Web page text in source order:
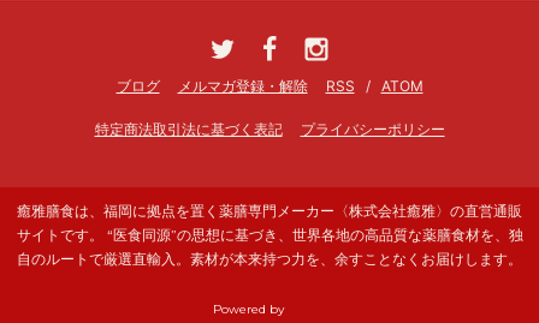
ブログ メルマガ登録・解除 RSS / ATOM
特定商法取引法に基づく表記 プライバシーポリシー
癒雅膳食は、福岡に拠点を置く薬膳専門メーカー〈株式会社癒雅〉の直営通販
サイトです。 “医食同源”の思想に基づき、世界各地の高品質な薬膳食材を、独
自のルートで厳選直輸入。素材が本来持つ力を、余すことなくお届けします。
Powered by